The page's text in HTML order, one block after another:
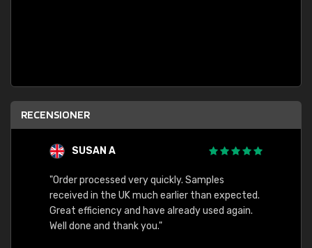
RECENSIONER
SUSAN A
"Order processed very quickly. Samples
received in the UK much earlier than expected.
Great efficiency and have already used again.
Well done and thank you."